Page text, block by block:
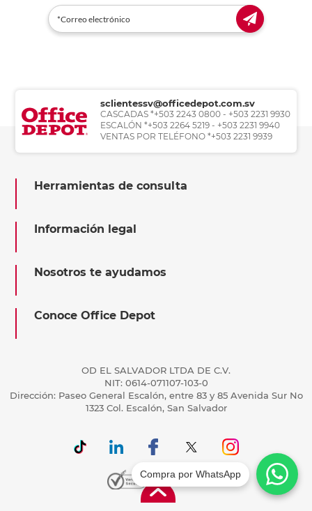
sclientessv@officedepot.com.sv
CASCADAS *+503 2243 0800 - +503 2231 9930
ESCALÓN *+503 2264 5219 - +503 2231 9940
VENTAS POR TELÉFONO *+503 2231 9939
Herramientas de consulta
Información legal
Nosotros te ayudamos
Conoce Office Depot
OD EL SALVADOR LTDA DE C.V.
NIT: 0614-071107-103-0
Dirección: Paseo General Escalón, entre 83 y 85 Avenida Sur No
1323 Col. Escalón, San Salvador
Compra por WhatsApp